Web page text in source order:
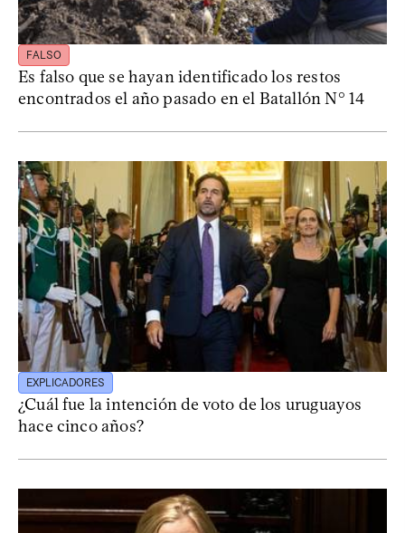
FALSO
Es falso que se hayan identificado los restos
encontrados el año pasado en el Batallón N° 14
EXPLICADORES
¿Cuál fue la intención de voto de los uruguayos
hace cinco años?